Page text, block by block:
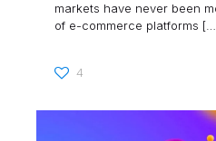
markets have never been
of e-commerce platforms
4